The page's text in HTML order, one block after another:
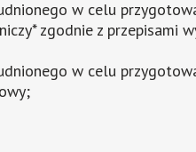
w celu
zgodnie z przepisami
w celu